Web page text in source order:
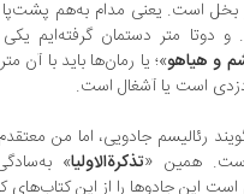
یعنی مدام به‌هم پشت‌پا
متر دستمان گرفته‌ایم یکی «
»؛ یا رمان‌ها باید با آن متر
یا آشغال است.
جادویی، اما من معتقدم که
«تذکرةالاولیا» به‌سادگی لبریز
را از این کتاب‌های